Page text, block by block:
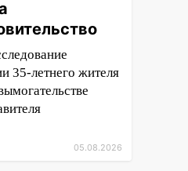
35-летнего жителя
05.08.2026